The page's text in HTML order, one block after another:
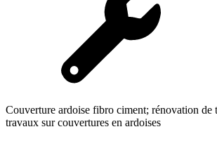
Couverture ardoise fibro ciment; rénovation de
travaux sur couvertures en ardoises